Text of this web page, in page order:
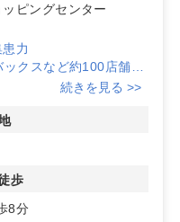
ピングセンター
力
クスなど約100店舗が
型マンションが多数供
続きを見る >>
歩
8分